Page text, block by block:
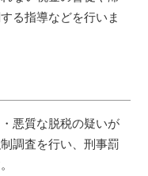
る指導などを行いま
悪質な脱税の疑いが
調査を行い、刑事罰